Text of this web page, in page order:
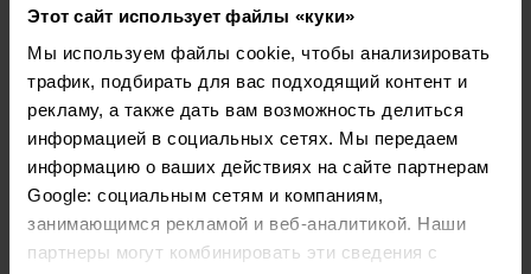
Этот сайт использует файлы «куки»
Мы используем файлы cookie, чтобы анализировать
трафик, подбирать для вас подходящий контент и
рекламу, а также дать вам возможность делиться
информацией в социальных сетях. Мы передаем
информацию о ваших действиях на сайте партнерам
Google: социальным сетям и компаниям,
занимающимся рекламой и веб-аналитикой. Наши
партнеры могут комбинировать эти сведения с
Добавьбланки для проверки транспортных
, которые можно заполнять прямо в
приложении